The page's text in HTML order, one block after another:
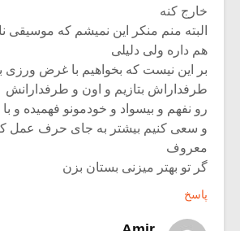
خارج کنه
البته منم منکر این نمیشم که موسیقی
هم داره ولی دلیلی
بر این نیست که بخواهیم با غرض ورزی
طرفداراش بتازیم و اون و طرفدارانش
رو نفهم و بیسواد و خودمونو فهمیده و
و سعی کنیم بیشتر به جای حرف عمل
معروف
گر تو بهتر میزنی بستان بزن
پاسخ